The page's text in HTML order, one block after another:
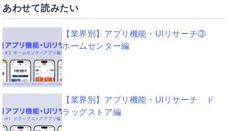
あわせて読みたい
【業界別】アプリ機能・UIリサーチ③
ホームセンター編
【業界別】アプリ機能・UIリサーチ ド
ラッグストア編